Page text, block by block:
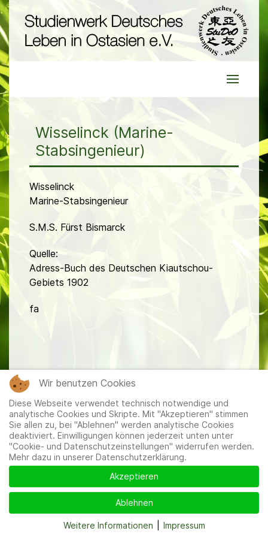
Wisselinck (Marine-
Stabsingenieur)
Wisselinck
Marine-Stabsingenieur
S.M.S. Fürst Bismarck
Quelle:
Adress-Buch des Deutschen Kiautschou-
Gebiets 1902
fa
Mitglieder Impressum Datenschutzerklärung
Cookie-
und Datenschutzeinstellungen
Wir benutzen Cookies
Diese Webseite verwendet technisch notwendige und
analytische Cookies und Skripte. Mit "Akzeptieren" stimmen
Sie allen zu, bei "Ablehnen" werden analytische Cookies
deaktiviert. Einwilligungen können jederzeit unten unter
"Cookie- und Datenschutzeinstellungen" widerrufen werden.
Mehr dazu in unserer Datenschutzerklärung.
Akzeptieren
Ablehnen
Weitere Informationen Impressum